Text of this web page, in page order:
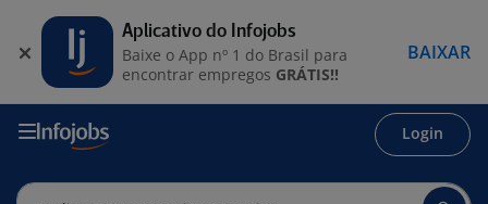
Login
Aplicativo do Infojobs
Baixe o App nº 1 do Brasil para
encontrar empregos GRÁTIS!!
BAIXAR